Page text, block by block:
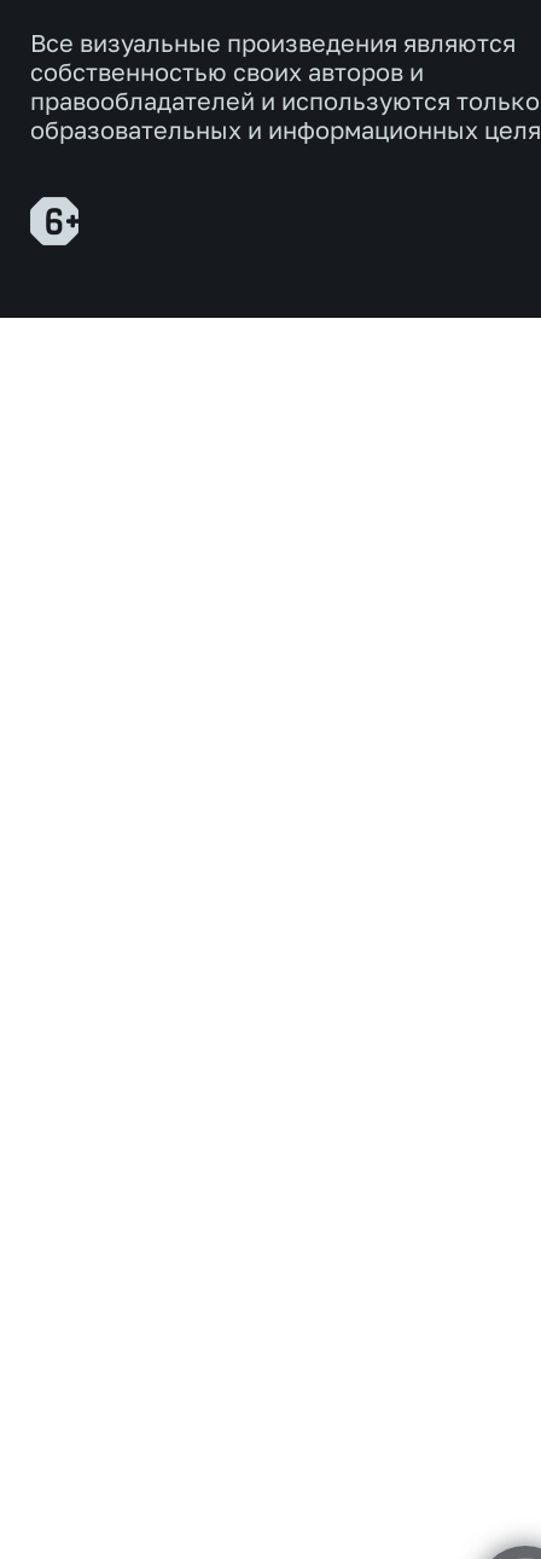
Все визуальные произведения являются
собственностью своих авторов и
правообладателей и используются
образовательных и информационных